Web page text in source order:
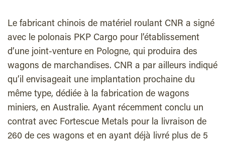
Le fabricant chinois de matériel roulant CNR a signé
avec le polonais PKP Cargo pour l’établissement
d’une joint-venture en Pologne, qui produira des
wagons de marchandises. CNR a par ailleurs indiqué
qu’il envisageait une implantation prochaine du
même type, dédiée à la fabrication de wagons
miniers, en Australie. Ayant récemment conclu un
contrat avec Fortescue Metals pour la livraison de
260 de ces wagons et en ayant déjà livré plus de 5